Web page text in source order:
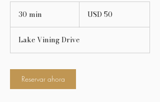
30 min
0
m
i
dólares
estadounidenses
USD 50
Lake Vining Drive
Reservar ahora